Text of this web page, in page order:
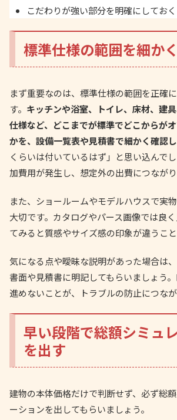
こだわりが強い部分を明確にしておく
標準仕様の範囲を細か
まず重要なのは、標準仕様の範囲を正確
す。 キッチンや浴室、トイレ、床材、建
仕様など、どこまでが標準でどこからが
かを、設備一覧表や見積書で細かく確認し
くらいは付いているはず」と思い込んで
加費用が発生し、想定外の出費につながり
また、ショールームやモデルハウスで実
大切です。カタログやパース画像では良
てみると質感やサイズ感の印象が違うこと
気になる点や曖昧な説明があった場合は、
書面や見積書に明記してもらいましょう
進めないことが、トラブルの防止につなが
早い段階で総額シミュ
を出す
建物の本体価格だけで判断せず、必ず総
ーションを出してもらいましょう。